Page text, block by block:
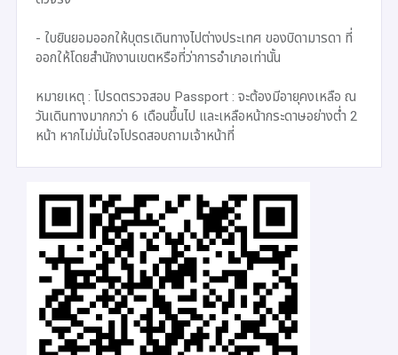
- ใบยินยอมออกให้บุตรเดินทางไปต่างประเทศ ของบิดามารดา ที่
ออกให้โดยสำนักงานเขตหรือที่ว่าการอำเภอเท่านั้น
หมายเหตุ : โปรดตรวจสอบ Passport : จะต้องมีอายุคงเหลือ ณ
วันเดินทางมากกว่า 6 เดือนขึ้นไป และเหลือหน้ากระดาษอย่างต่ำ 2
หน้า หากไม่มั่นใจโปรดสอบถามเจ้าหน้าที่